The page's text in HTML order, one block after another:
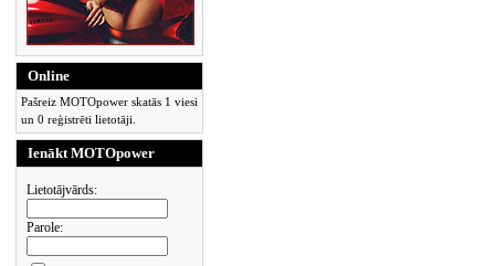
Online
Pašreiz MOTOpower skatās 1 viesi
un 0 reģistrēti lietotāji.
Ienākt MOTOpower
Lietotājvārds:
Parole: